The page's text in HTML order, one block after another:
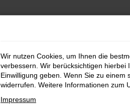
DER
Wir nutzen Cookies, um Ihnen die
verbessern. Wir berücksichtigen
Einwilligung geben. Wenn Sie zu
widerrufen. Weitere Informationen zum
Impressum